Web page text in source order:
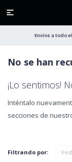

Envíos a todo
No se han
¡Lo sentimos!
Inténtalo
secciones de
Filtrando por: